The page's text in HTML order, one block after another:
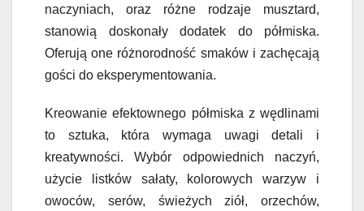
naczyniach, oraz różne rodzaje musztard,
stanowią doskonały dodatek do półmiska.
Oferują one różnorodność smaków i zachęcają
gości do eksperymentowania.
Kreowanie efektownego półmiska z wędlinami
to sztuka, która wymaga uwagi detali i
kreatywności. Wybór odpowiednich naczyń,
użycie listków sałaty, kolorowych warzyw i
owoców, serów, świeżych ziół, orzechów,